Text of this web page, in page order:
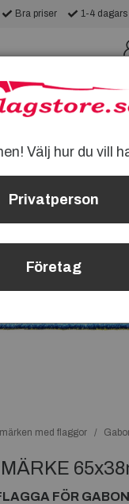
Bra priser 1-4
med flaggor
FÖR GABON
Välj hur du vill
Privatperson
Företag